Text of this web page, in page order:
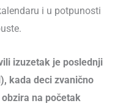
i u potpunosti
izuzetak je poslednji
kada deci zvanično
na početak